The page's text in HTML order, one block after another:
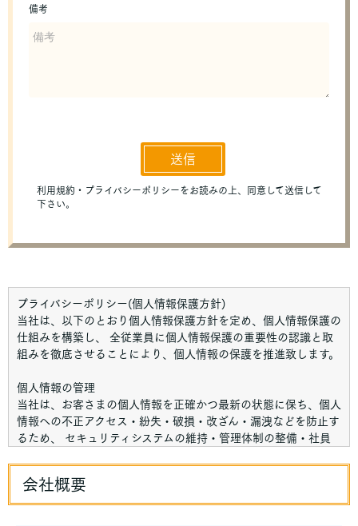
プライバシーポリシー(個人情報保護方針)
当社は、以下のとおり個人情報保護方針を定め、個人情報保護の
仕組みを構築し、 全従業員に個人情報保護の重要性の認識と取
組みを徹底させることにより、個人情報の保護を推進致します。
個人情報の管理
当社は、お客さまの個人情報を正確かつ最新の状態に保ち、個人
情報への不正アクセス・紛失・破損・改ざん・漏洩などを防止す
るため、 セキュリティシステムの維持・管理体制の整備・社員
個人情報の利用目的
会社概要